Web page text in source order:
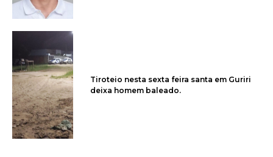
Tiroteio nesta sexta feira santa em Guriri
deixa homem baleado.